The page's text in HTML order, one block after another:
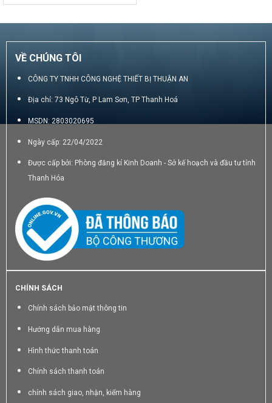
là:
tại
1.500.000₫.
VỀ CHÚNG TÔI
CÔNG TY TNHH CÔNG NGHỆ THIẾT BỊ THUẬN AN
Địa chỉ: 73 Ngô Từ, P Lam Sơn, TP Thanh Hoá
MSDN: 2803020695
Ngày cấp: 22/04/2022
Được cấp bởi: Phòng đăng kí Kinh Doanh - Sở kế hoạch và đầu tư tỉnh
Thanh Hóa
CHÍNH SÁCH
Chính sách bảo mật thông tin
Hướng dẫn mua hàng
Hình thức thanh toán
Chính sách thanh toán
chính sách giao, nhận, kiểm hàng